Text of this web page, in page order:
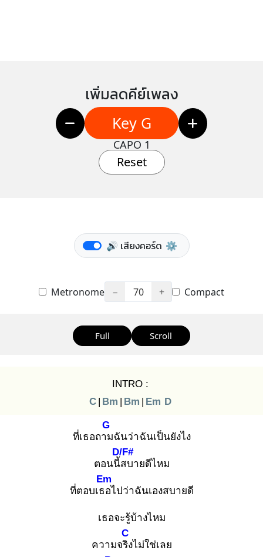
เพิ่มลดคีย์เพลง
Key G
CAPO 1
Reset
🔊 เสียงคอร์ด ⚙️
Metronome − 70 + Compact
Full Scroll
INTRO :
C | Bm | Bm | Em D
ที่เธอถาม
G
ฉันว่าฉันเป็นยังไง
ตอนนี้ส
D/F#
บายดีไหม
ที่ตอบเธอ
Em
ไปว่าฉันเองสบายดี
เธอจะรู้บ้างไหม
ความจริง
C
ไม่ใช่เลย